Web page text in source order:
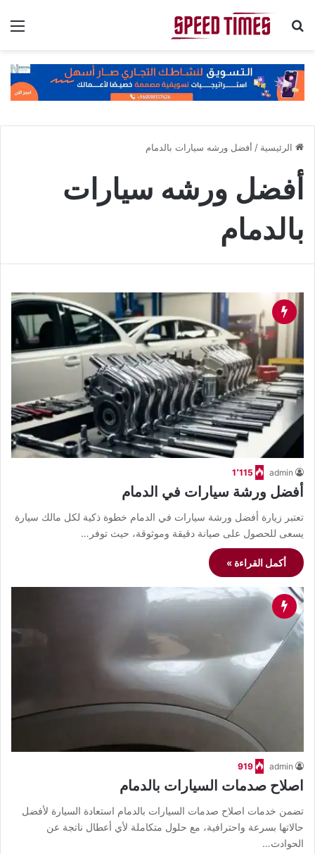
بحث عن
الرئيسية / أفضل ورشه سيارات بالدمام
أفضل ورشه سيارات
بالدمام
admin 1٬115
أفضل ورشة سيارات في الدمام
تعتبر زيارة أفضل ورشة سيارات في الدمام خطوة ذكية لكل مالك سيارة
يسعى للحصول على صيانة دقيقة وموثوقة، حيث توفر…
أكمل القراءة »
admin
919
اصلاح صدمات السيارات بالدمام
تضمن خدمات اصلاح صدمات السيارات بالدمام استعادة السيارة لأفضل
حالاتها بسرعة واحترافية، مع حلول متكاملة لأي أعطال ناتجة عن
الحوادث…